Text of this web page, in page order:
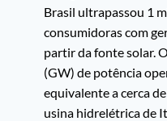
Brasil ultrapassou 1
consumidoras com
partir da fonte solar.
(GW) de potência
equivalente a cerca
usina hidrelétrica de